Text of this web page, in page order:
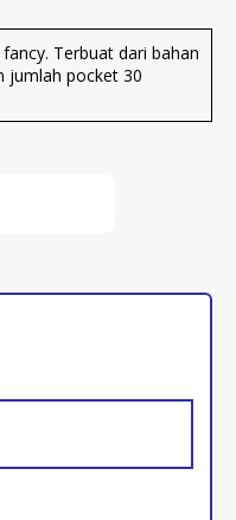
Terbuat dari bahan
jumlah pocket 30